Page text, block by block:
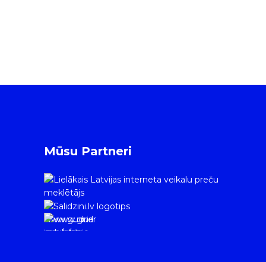
Mūsu Partneri
www.gudrie
m.lv/atrie-